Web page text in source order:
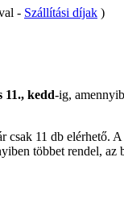
- Szállítási díjak )
11., kedd-ig,
csak 11 db elérhető.
többet rendel, az